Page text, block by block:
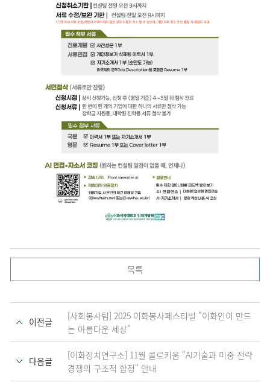
목록
이전글
[사회봉사팀] 2025 이화봉사페스티벌 "이화인이 만드
는 아름다운 세상"
다음글
[이화정치연구소] 11월 콜로키움 "AI기술과 미중 전략
경쟁의 구조적 함정" 안내